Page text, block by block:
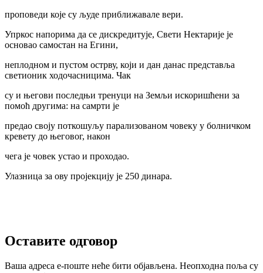
проповеди које су људе приближавале вери.
Упркос напорима да се дискредитује, Свети Нектарије је
основао самостан на Егини,
неплодном и пустом острву, који и дан данас представља
светионик ходочасницима. Чак
су и његови последњи тренуци на Земљи искоришћени за
помоћ другима: на самрти је
предао своју поткошуљу парализованом човеку у болничком
кревету до његовог, након
чега је човек устао и проходао.
Улазница за ову пројекцију је 250 динара.
Оставите одговор
Ваша адреса е-поште неће бити објављена. Неопходна поља су